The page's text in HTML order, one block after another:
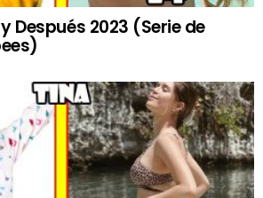
Después 2023 (Serie de